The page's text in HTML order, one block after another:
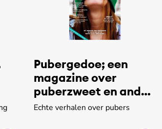
Pubergedoe; een
magazine over
puberzweet en ander
leed
Echte verhalen over pubers